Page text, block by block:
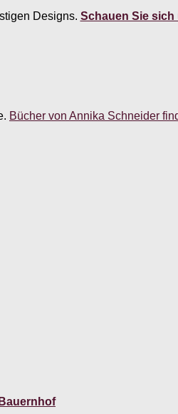
Designs. Schauen Sie
Bücher von Annika Schneider